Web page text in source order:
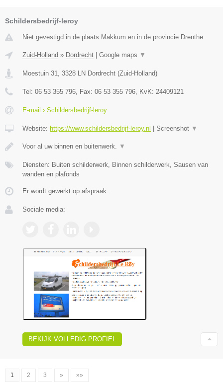
Schildersbedrijf-leroy
Niet gevestigd in de plaats Makkum en in de provincie Drenthe.
Zuid-Holland » Dordrecht Google maps ▼
Moestuin 31 3328 LN Dordrecht (Zuid-Holland)
Tel: 06 53 355 796 , Fax: 06 53 355 796 , KvK: 24409121
E-mail › Schildersbedrijf-leroy
Website: https://www.schildersbedrijf-leroy.nl Screenshot ▼
Voor al uw binnen en buitenwerk. ▼
Diensten: Buiten schilderwerk, Binnen schilderwerk, Sausen van
wanden en plafonds
Er wordt gewerkt op afspraak.
Sociale media:
BEKIJK VOLLEDIG PROFIEL
1 2 3 » »»